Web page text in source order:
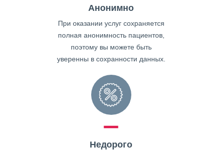
Анонимно
При оказании услуг сохраняется
полная анонимность пациентов,
поэтому вы можете быть
уверенны в сохранности данных.
Недорого